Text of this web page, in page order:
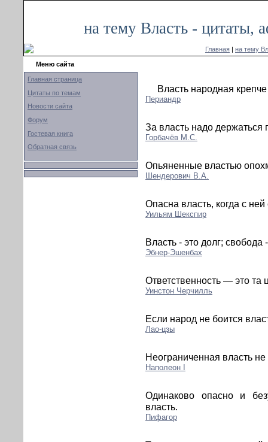
на тему Власть - цитаты,
Главная | на тему
Меню сайта
Главная страница
Цитаты по темам
Новости сайта
Форум
Гостевая книга
Обратная связь
Власть народная
Периандр
За власть надо держаться
Горбачёв М.С.
Опьяненные властью
Шендерович В.А.
Опасна власть, когда с
Уильям Шекспир
Власть - это долг; свобода
Эбнер-Эшенбах
Ответственность — это та
Уинстон Черчилль
Если народ не боится
Лао-цзы
Неограниченная власть
Наполеон I
Одинаково опасно и
власть.
Пифагор